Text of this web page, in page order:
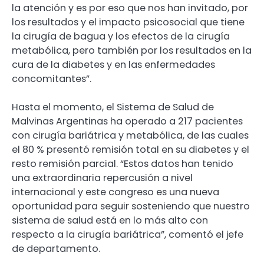
la atención y es por eso que nos han invitado, por
los resultados y el impacto psicosocial que tiene
la cirugía de bagua y los efectos de la cirugía
metabólica, pero también por los resultados en la
cura de la diabetes y en las enfermedades
concomitantes”.
Hasta el momento, el Sistema de Salud de
Malvinas Argentinas ha operado a 217 pacientes
con cirugía bariátrica y metabólica, de las cuales
el 80 % presentó remisión total en su diabetes y el
resto remisión parcial. “Estos datos han tenido
una extraordinaria repercusión a nivel
internacional y este congreso es una nueva
oportunidad para seguir sosteniendo que nuestro
sistema de salud está en lo más alto con
respecto a la cirugía bariátrica”, comentó el jefe
de departamento.